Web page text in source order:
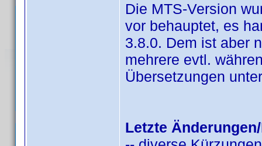
Die MTS-Version
vor behauptet, es
3.8.0. Dem ist aber
mehrere evtl.
Übersetzungen
Letzte